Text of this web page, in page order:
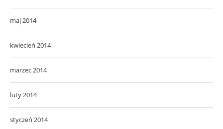
maj 2014
kwiecień 2014
marzec 2014
luty 2014
styczeń 2014